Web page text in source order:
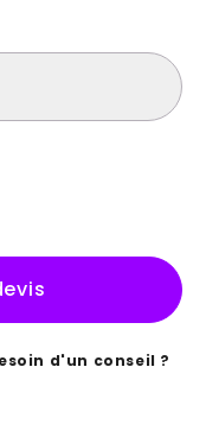
d'un conseil ?